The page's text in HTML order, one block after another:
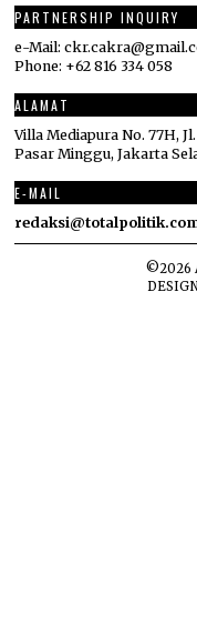
PARTNERSHIP INQUIRY
e-Mail:
Phone: +62 816 334 058
ALAMAT
Villa Mediapura No. 77H,
Pasar Minggu, Jakarta
E-MAIL
©2026